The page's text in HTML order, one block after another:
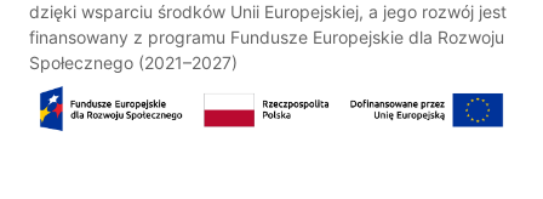
dzięki wsparciu środków Unii Europejskiej, a jego rozwój jest
finansowany z programu Fundusze Europejskie dla Rozwoju
Społecznego (2021–2027)